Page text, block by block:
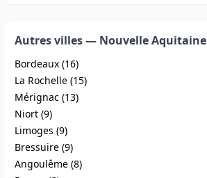
Autres villes — Nouvelle Aquitaine
Bordeaux (16)
La Rochelle (15)
Mérignac (13)
Niort (9)
Limoges (9)
Bressuire (9)
Angoulême (8)